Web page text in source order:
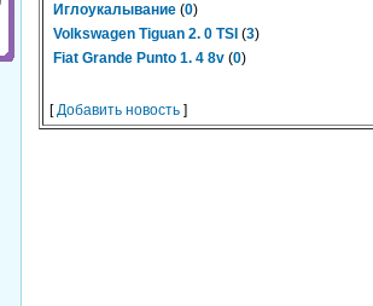
Иглоукалывание (0)
Volkswagen Tiguan 2. 0 TSI (3)
Fiat Grande Punto 1. 4 8v (0)
[Добавить новость ]